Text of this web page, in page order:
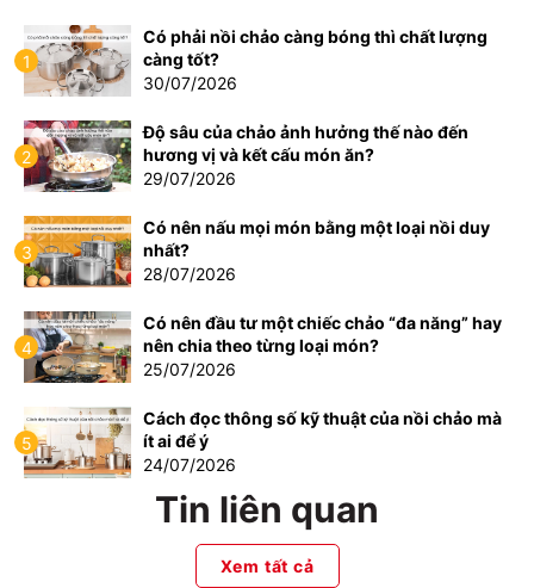
1
Có phải nồi chảo càng bóng thì chất lượng
càng tốt?
30/07/2026
2
Độ sâu của chảo ảnh hưởng thế nào đến
hương vị và kết cấu món ăn?
29/07/2026
3
Có nên nấu mọi món bằng một loại nồi duy
nhất?
28/07/2026
4
Có nên đầu tư một chiếc chảo “đa năng” hay
nên chia theo từng loại món?
25/07/2026
5
Cách đọc thông số kỹ thuật của nồi chảo mà
ít ai để ý
24/07/2026
Tin liên quan
Xem tất cả